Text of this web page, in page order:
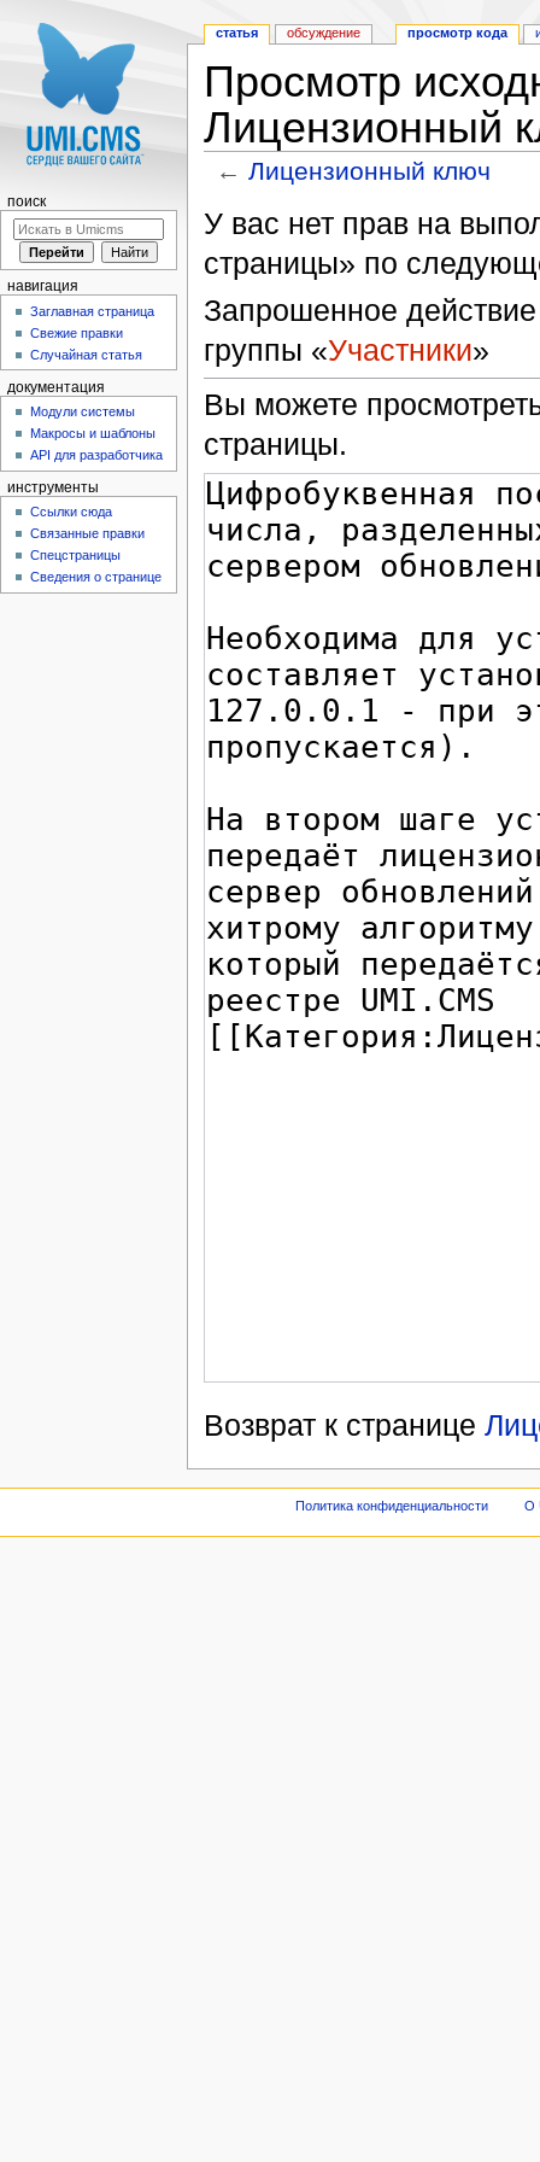
Просмотр
Лицензионный
←Лицензионный ключ
У вас нет прав на
страницы» по
Запрошенное действие
группы «Участники»
Вы можете
страницы.
Возврат к странице
статья обсуждение просмотр кода
поиск
навигация
Заглавная страница
Свежие правки
Случайная статья
документация
Модули системы
Макросы и шаблоны
API для разработчика
инструменты
Ссылки сюда
Связанные правки
Спецстраницы
Сведения о странице
Политика конфиденциальности О